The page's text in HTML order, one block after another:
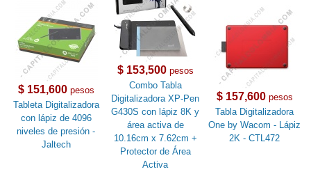
$ 151,600pesos
Tableta Digitalizadora
con lápiz de 4096
niveles de presión -
Jaltech
$ 153,500pesos
Combo Tabla
Digitalizadora XP-Pen
G430S con lápiz 8K y
área activa de
10.16cm x 7.62cm +
Protector de Área
Activa
$ 157,600pesos
Tabla Digitalizadora
One by Wacom - Lápiz
2K - CTL472